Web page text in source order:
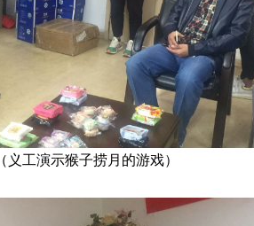
（义工演示猴子捞月的游戏）